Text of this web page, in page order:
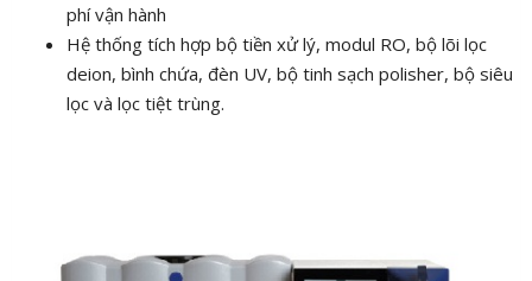
phí vận hành
Hệ thống tích hợp bộ tiền xử lý, modul RO, bộ lõi lọc
deion, bình chứa, đèn UV, bộ tinh sạch polisher, bộ siêu
lọc và lọc tiệt trùng.